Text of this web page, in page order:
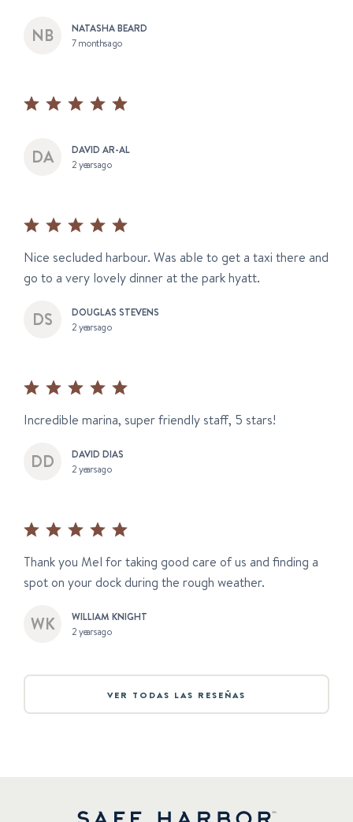
NATASHA BEARD
7 months ago
DAVID AR-AL
2 years ago
Nice secluded harbour. Was able to get a taxi there and
go to a very lovely dinner at the park hyatt.
DOUGLAS STEVENS
2 years ago
Incredible marina, super friendly staff, 5 stars!
DAVID DIAS
2 years ago
Thank you Mel for taking good care of us and finding a
spot on your dock during the rough weather.
WILLIAM KNIGHT
2 years ago
VER TODAS LAS RESEÑAS